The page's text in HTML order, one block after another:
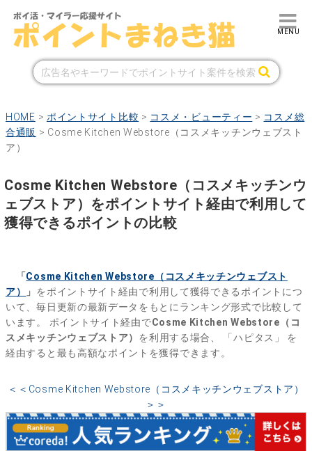
HOME > ポイントサイト比較 > コスメ・ビューティー > コスメ総
合通販 > Cosme Kitchen Webstore（コスメキッチンウェブスト
ア）
Cosme Kitchen Webstore（コスメキッチンウ
ェブストア）をポイントサイト経由で利用して
獲得できるポイントの比較
「 Cosme Kitchen Webstore（コスメキッチンウェブスト
ア）
」 をポイントサイト経由で利用して獲得できるポイントにつ
いて、毎日更新の最新データをもとにランキング形式で比較して
います。 ポイントサイト経由でCosme Kitchen Webstore（コ
スメキッチンウェブストア） を利用する場合、 「ハピタス」
を
経由すると最も高額なポイントを獲得できます。
＜＜Cosme Kitchen Webstore（コスメキッチンウェブストア）
＞＞